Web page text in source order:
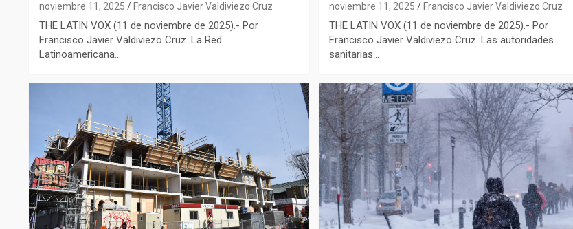
noviembre 11, 2025 Francisco Javier Valdiviezo Cruz
THE LATIN VOX (11 de noviembre de 2025).- Por
Francisco Javier Valdiviezo Cruz. La Red
Latinoamericana…
noviembre 11, 2025 Francisco Javier Valdiviezo Cruz
THE LATIN VOX (11 de noviembre de 2025).- Por
Francisco Javier Valdiviezo Cruz. Las autoridades
sanitarias…